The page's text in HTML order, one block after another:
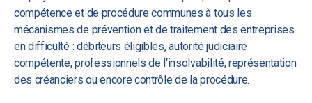
compétence et de procédure communes à tous les
mécanismes de prévention et de traitement des entreprises
en difficulté : débiteurs éligibles, autorité judiciaire
compétente, professionnels de l‘insolvabilité, représentation
des créanciers ou encore contrôle de la procédure.